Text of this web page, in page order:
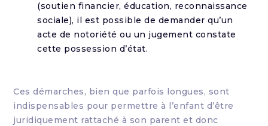
(soutien financier, éducation, reconnaissance
sociale), il est possible de demander qu’un
acte de notoriété ou un jugement constate
cette possession d’état.
Ces démarches, bien que parfois longues, sont
indispensables pour permettre à l’enfant d’être
juridiquement rattaché à son parent et donc